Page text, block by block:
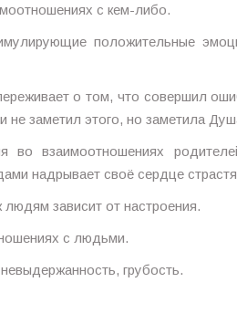
с кем-либо.
положительные
о том, что совершил
не заметил этого, но заметила
во взаимоотношениях
надрывает своё сердце
зависит от настроения.
с людьми.
грубость.